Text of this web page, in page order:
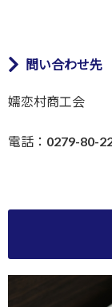
問い合わせ先
嬬恋村商工会
電話：0279-80-